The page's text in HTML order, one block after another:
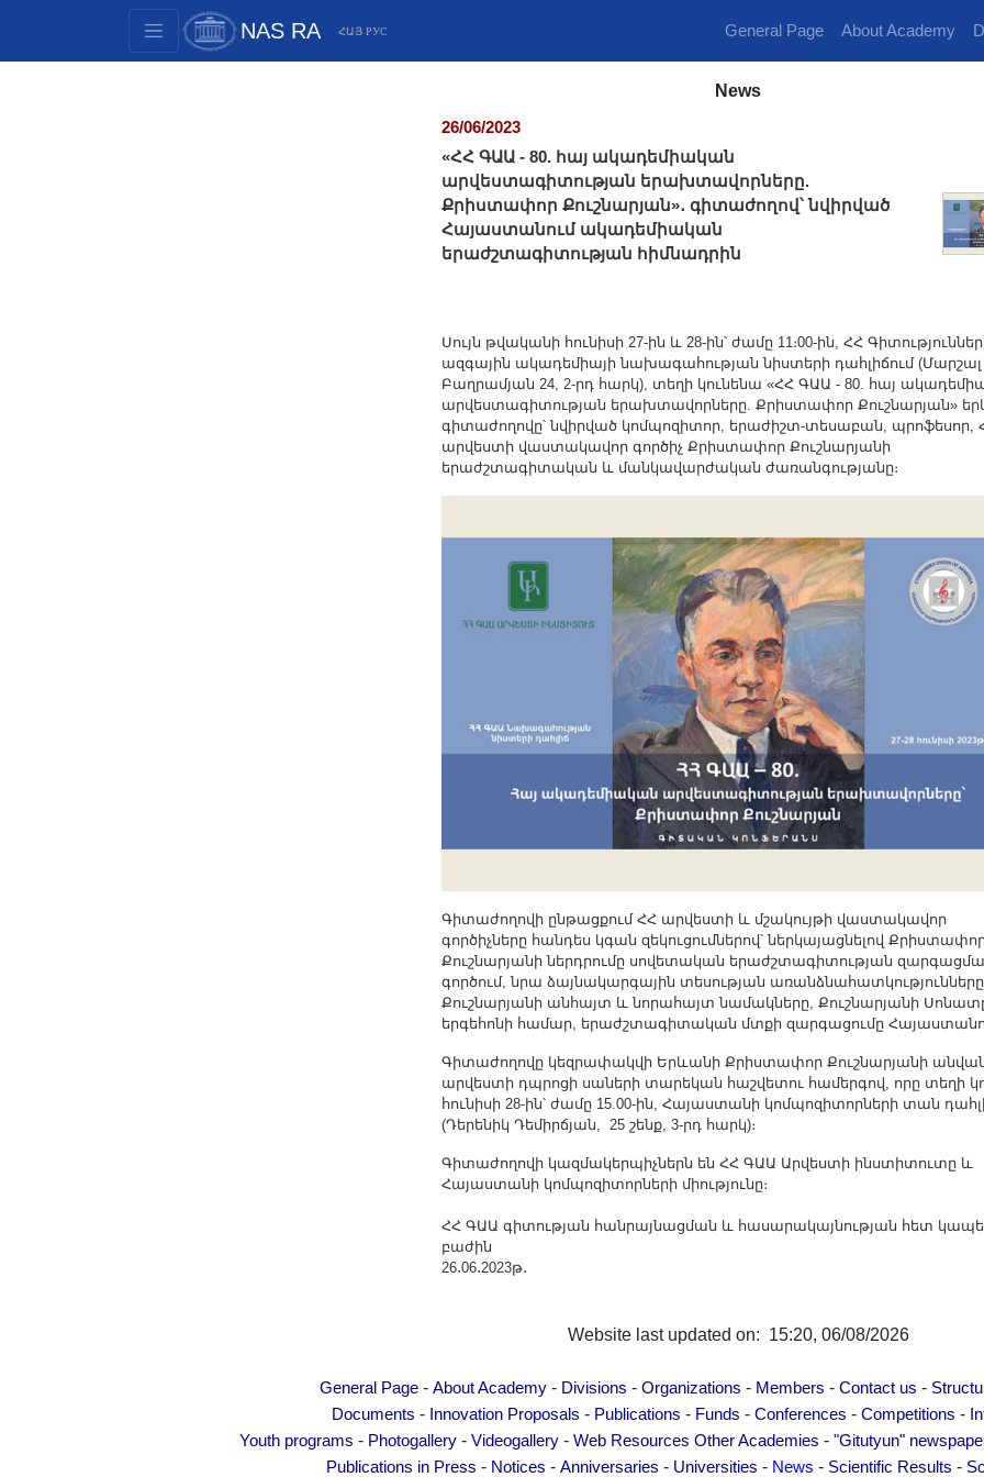
NAS RA ՀԱՅ РУС General Page About Academy
News
26/06/2023
«ՀՀ ԳԱԱ - 80. հայ ակադեմիական
արվեստագիտության երախտավորները.
Քրիստափոր Քուշնարյան»․ գիտաժողով՝ նվիրված
Հայաստանում ակադեմիական
երաժշտագիտության հիմնադրին
Սույն թվականի հունիսի 27-ին և 28-ին՝ ժամը 11։00-ին, ՀՀ
ազգային ակադեմիայի նախագահության նիստերի դահլիճում (Մարշալ
Բաղրամյան 24, 2-րդ հարկ), տեղի կունենա «ՀՀ ԳԱԱ - 80. հայ
արվեստագիտության երախտավորները. Քրիստափոր Քուշնարյան»
գիտաժողովը՝ նվիրված կոմպոզիտոր, երաժիշտ-տեսաբան, պրոֆեսոր,
արվեստի վաստակավոր գործիչ Քրիստափոր Քուշնարյանի
երաժշտագիտական և մանկավարժական ժառանգությանը։
Գիտաժողովի ընթացքում ՀՀ արվեստի և մշակույթի վաստակավոր
գործիչները հանդես կգան զեկուցումներով՝ ներկայացնելով
Քուշնարյանի ներդրումը սովետական երաժշտագիտության
գործում, նրա ձայնակարգային տեսության առանձնահատկությունները,
Քուշնարյանի անհայտ և նորահայտ նամակները, Քուշնարյանի
երգեհոնի համար, երաժշտագիտական մտքի զարգացումը
Գիտաժողովը կեզրափակվի Երևանի Քրիստափոր Քուշնարյանի
արվեստի դպրոցի սաների տարեկան հաշվետու համերգով, որը տեղի
հունիսի 28-ին՝ ժամը 15.00-ին, Հայաստանի կոմպոզիտորների տան
(Դերենիկ Դեմիրճյան, 25 շենք, 3-րդ հարկ)։
Գիտաժողովի կազմակերպիչներն են ՀՀ ԳԱԱ Արվեստի ինստիտուտը և
Հայաստանի կոմպոզիտորների միությունը։
ՀՀ ԳԱԱ գիտության հանրայնացման և հասարակայնության հետ
բաժին
26․06․2023թ․
Website last updated on: 15:20, 06/08/2026
General Page- About Academy- Divisions - Organizations - Members - Contact us -
Documents - Innovation Proposals - Publications - Funds - Conferences - Competitions -
Youth programs - Photogallery - Videogallery - Web Resources Other Academies - "Gitutyun"
Publications in Press - Notices - Anniversaries - Universities - News - Scientific Results -